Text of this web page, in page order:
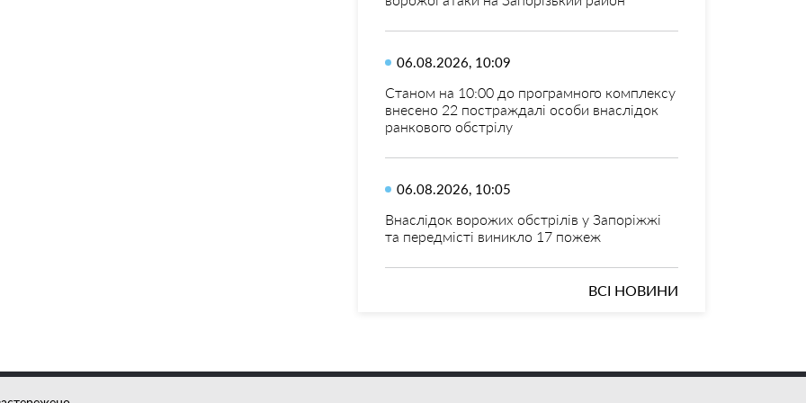
06.08.2026, 10:09
Станом на 10:00 до програмного комплексу
внесено 22 постраждалі особи внаслідок
ранкового обстрілу
06.08.2026, 10:05
Внаслідок ворожих обстрілів у Запоріжжі
та передмісті виникло 17 пожеж
ВСІ НОВИНИ